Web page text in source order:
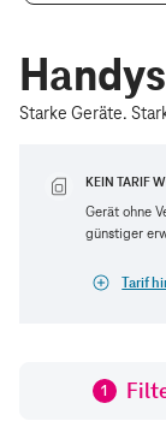
Starke Geräte.
KEIN TARIF
Gerät ohne
günstiger
Tarif
1